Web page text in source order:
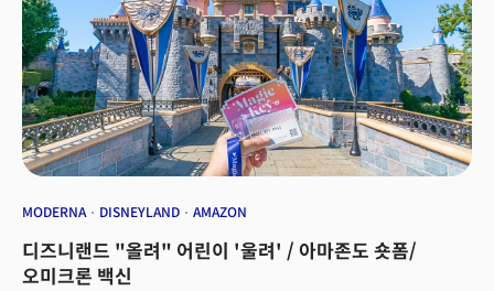
투자했다면 55만달러로 늘어난 것”이라고 설명했다. 그러면서
“존슨앤드존슨의 주가는 향후 196달러까지 오를 수 있다”라고 예상했다.
존슨앤드존슨은 26일(현지시간) 뉴욕주식시장에서 전 거래일 대비 0.37%
하락한 168.89달러로 장을 마감했다. 미국형님이 꼽은 존슨앤드존슨의
가치와 성장 배경은 무엇이었을까.
MODERNA DISNEYLAND AMAZON
디즈니랜드 "올려" 어린이 '울려' / 아마존도 숏폼/
오미크론 백신